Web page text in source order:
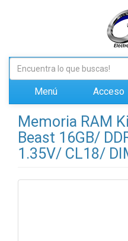
Menú Acceso
Memoria RAM
Beast 16GB/
1.35V/ CL18/